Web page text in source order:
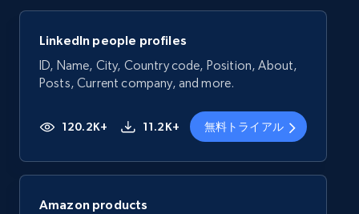
LinkedIn people profiles
ID, Name, City, Country code, Position, About,
Posts, Current company, and more.
120.2K+ 11.2K+ 無料トライアル
Amazon products